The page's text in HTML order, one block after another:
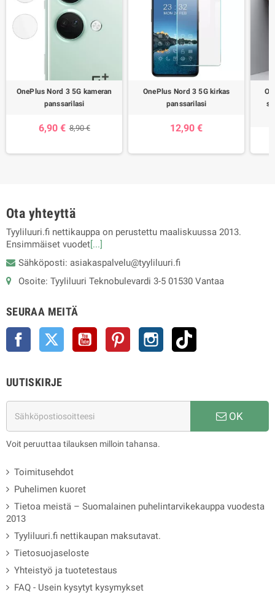
OnePlus Nord 3 5G kameran
panssarilasi
6,90 € 8,90 €
OnePlus Nord 3 5G kirkas
panssarilasi
12,90 €
Ota yhteyttä
Tyyliluuri.fi nettikauppa on perustettu maaliskuussa 2013.
Ensimmäiset vuodet[...]
Sähköposti: asiakaspalvelu@tyyliluuri.fi
Osoite: Tyyliluuri Teknobulevardi 3-5 01530 Vantaa
SEURAA MEITÄ
Facebook Twitter YouTube Pinterest Instagram
UUTISKIRJE
OK
Voit peruuttaa tilauksen milloin tahansa.
Toimitusehdot
Puhelimen kuoret
Tietoa meistä – Suomalainen puhelintarvikekauppa vuodesta
2013
Tyyliluuri.fi nettikaupan maksutavat.
Tietosuojaseloste
Yhteistyö ja tuotetestaus
FAQ - Usein kysytyt kysymykset